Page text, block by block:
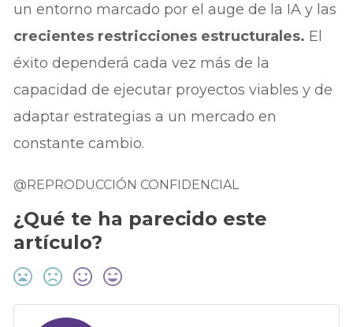
un entorno marcado por el auge de la IA y las
crecientes restricciones estructurales. El
éxito dependerá cada vez más de la
capacidad de ejecutar proyectos viables y de
adaptar estrategias a un mercado en
constante cambio.
@REPRODUCCIÓN CONFIDENCIAL
¿Qué te ha parecido este
artículo?